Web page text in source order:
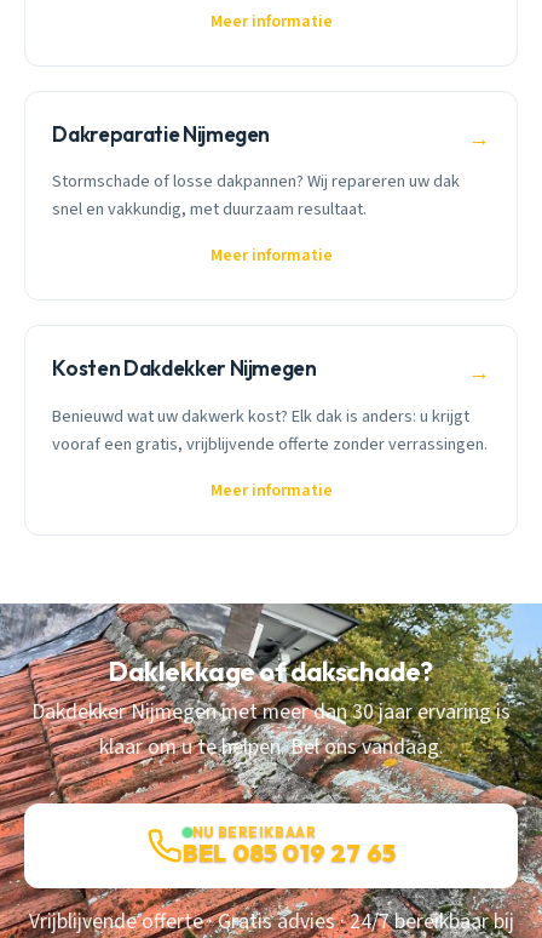
Meer informatie
Dakreparatie Nijmegen →
Stormschade of losse dakpannen? Wij repareren uw dak
snel en vakkundig, met duurzaam resultaat.
Meer informatie
Kosten Dakdekker Nijmegen →
Benieuwd wat uw dakwerk kost? Elk dak is anders: u krijgt
vooraf een gratis, vrijblijvende offerte zonder verrassingen.
Meer informatie
Daklekkage of dakschade?
Dakdekker Nijmegen met meer dan 30 jaar ervaring is
klaar om u te helpen. Bel ons vandaag.
NU BEREIKBAAR
BEL 085 019 27 65
Vrijblijvende offerte · Gratis advies · 24/7 bereikbaar bij